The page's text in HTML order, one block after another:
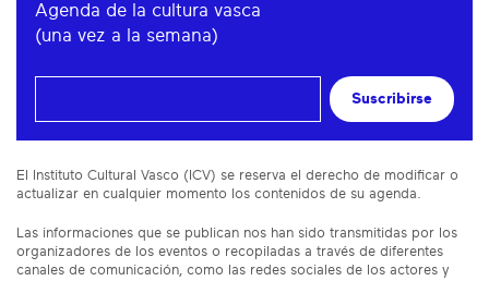
Agenda de la cultura vasca
(una vez a la semana)
Suscribirse
El Instituto Cultural Vasco (ICV) se reserva el derecho de modificar o
actualizar en cualquier momento los contenidos de su agenda.
Las informaciones que se publican nos han sido transmitidas por los
organizadores de los eventos o recopiladas a través de diferentes
canales de comunicación, como las redes sociales de los actores y